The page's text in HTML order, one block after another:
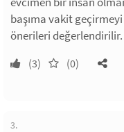
başıma vakit
önerileri
(3) (0)
3.